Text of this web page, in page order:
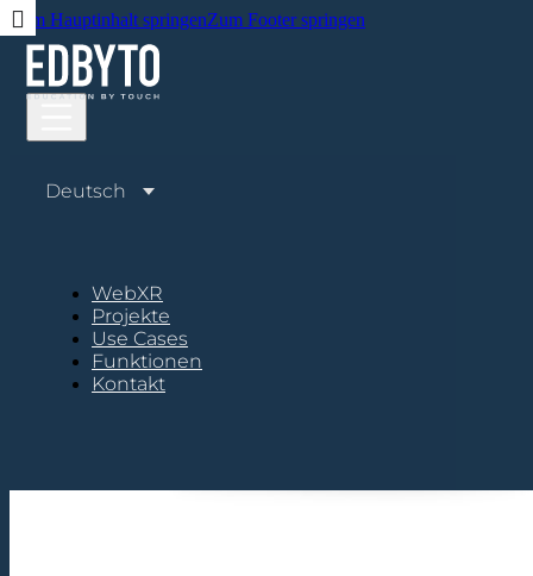
Zum Hauptinhalt springenZum Footer springen
Deutsch
WebXR
Projekte
Use Cases
Funktionen
Kontakt